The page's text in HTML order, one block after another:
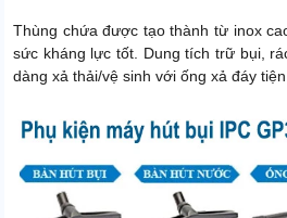
Thùng chứa được tạo thành từ inox
sức kháng lực tốt. Dung tích trữ bụi,
dàng xả thải/vệ sinh với ống xả đáy